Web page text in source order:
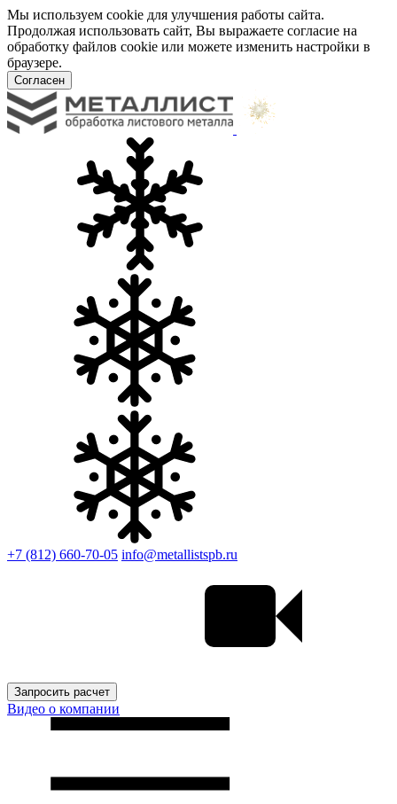
Мы используем cookie для улучшения работы сайта.
Продолжая использовать сайт, Вы выражаете согласие на
обработку файлов cookie или можете изменить настройки в
браузере.
Согласен
+7 (812) 660-70-05 info@metallistspb.ru
Запросить расчет
Видео о компании